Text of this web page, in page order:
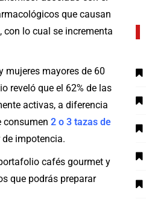
que causan
lo cual se incrementa
mujeres mayores de 60
reveló que el 62% de las
activas, a diferencia
consumen 2 o 3 tazas de
impotencia.
cafés gourmet y
que podrás preparar